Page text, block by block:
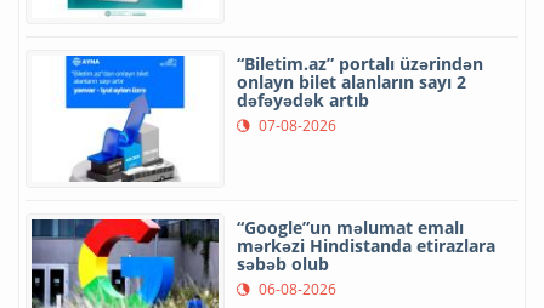
“Biletim.az” portalı üzərindən
onlayn bilet alanların sayı 2
dəfəyədək artıb
07-08-2026
“Google”un məlumat emalı
mərkəzi Hindistanda etirazlara
səbəb olub
06-08-2026